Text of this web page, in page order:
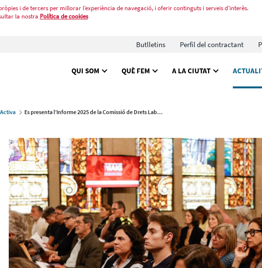
i de tercers per millorar l’experiència de navegació, i oferir continguts i serveis d’interès.
la nostra Política de cookies
Butlletins Perfil del contractant
QUI SOM QUÈ FEM A LA CIUTAT
Es presenta l’Informe 2025 de la Comissió de Drets Laborals de Barcelona sobre ocupació de qualitat i protecció dels drets laborals